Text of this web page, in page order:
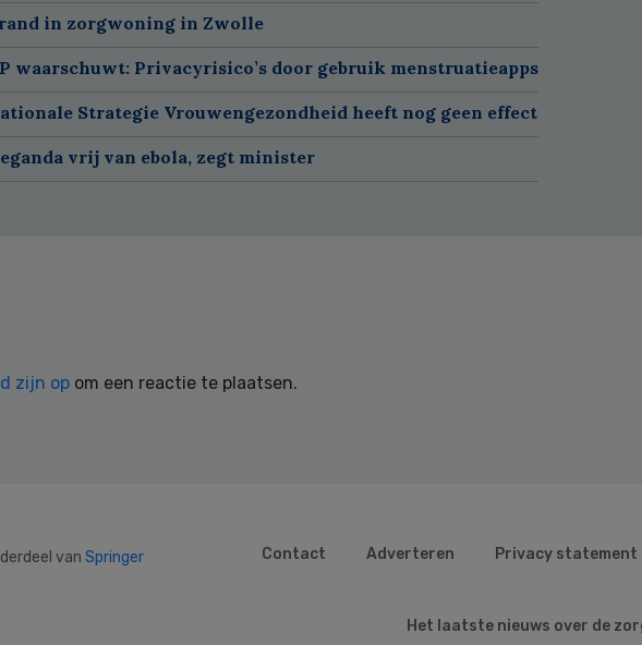
in zorgwoning in Zwolle
waarschuwt: Privacyrisico’s door gebruik menstruatieapps
Strategie Vrouwengezondheid heeft nog geen effect
vrij van ebola, zegt minister
zijn op om een reactie te plaatsen.
van Springer
Contact Adverteren Privacy statement
Het laatste nieuws over de